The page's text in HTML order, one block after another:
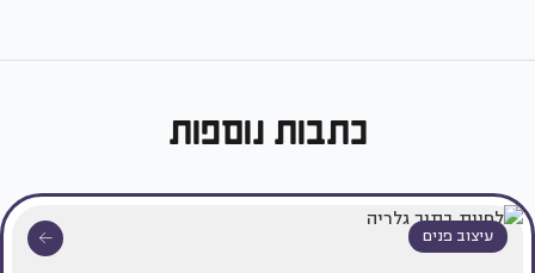
כתבות נוספות
עיצוב פנים